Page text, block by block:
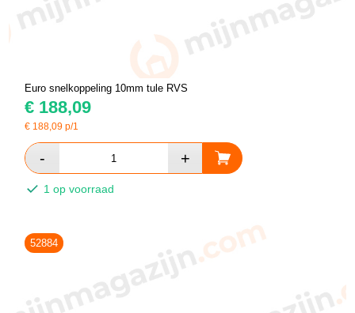
Euro snelkoppeling 10mm tule RVS
€ 188,09
€ 188,09 p/1
1 op voorraad
52884